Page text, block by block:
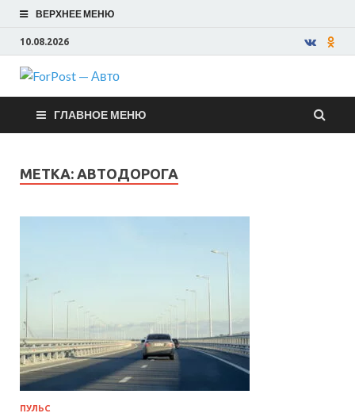
ВЕРХНЕЕ МЕНЮ
10.08.2026
ForPost —
Авто
ГЛАВНОЕ МЕНЮ
МЕТКА: АВТОДОРОГА
ПУЛЬС